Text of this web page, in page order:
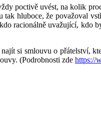
poctivě uvést, na kolik
hluboce, že považoval
racionálně uvažující,
si smlouvu o přátelství,
(Podrobnosti zde https://